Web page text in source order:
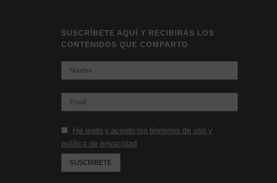
SUSCRÍBETE AQUÍ Y RECIBIRÁS LOS
CONTENIDOS QUE COMPARTO
He leído y acepto los términos de uso y
política de privacidad